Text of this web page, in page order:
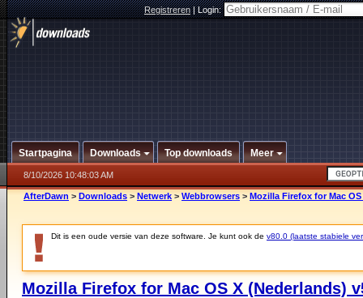
Registreren|Login:
Startpagina Downloads Top downloads Meer
8/10/2026 10:48:03 AM
AfterDawn > Downloads > Netwerk > Webbrowsers > Mozilla Firefox for Mac
Dit is een oude versie van deze software. Je kunt ook de v80.0 (laatste stabiele
Mozilla Firefox for Mac OS X (Nederlands)